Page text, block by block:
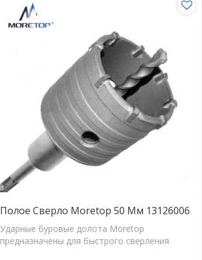
Полое Сверло Moretop 50 Мм 13126006
Ударные буровые долота Moretop
предназначены для быстрого сверления